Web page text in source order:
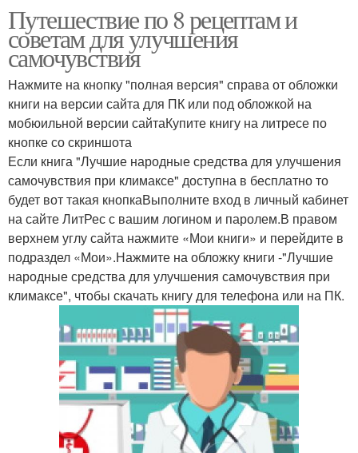
Путешествие по 8 рецептам и
советам для улучшения
самочувствия
Нажмите на кнопку "полная версия" справа от обложки
книги на версии сайта для ПК или под обложкой на
мобюильной версии сайтаКупите книгу на литресе по
кнопке со скриншота
Если книга "Лучшие народные средства для улучшения
самочувствия при климаксе" доступна в бесплатно то
будет вот такая кнопкаВыполните вход в личный кабинет
на сайте ЛитРес с вашим логином и паролем.В правом
верхнем углу сайта нажмите «Мои книги» и перейдите в
подраздел «Мои».Нажмите на обложку книги -"Лучшие
народные средства для улучшения самочувствия при
климаксе", чтобы скачать книгу для телефона или на ПК.